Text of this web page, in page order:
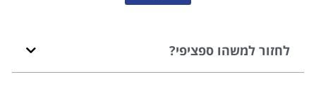
לחזור למשהו ספציפי?